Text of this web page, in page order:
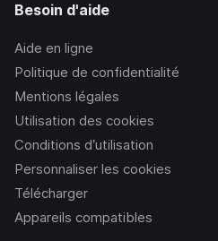
Besoin d'aide
Aide en ligne
Politique de confidentialité
Mentions légales
Utilisation des cookies
Conditions d’utilisation
Personnaliser les cookies
Télécharger
Appareils compatibles